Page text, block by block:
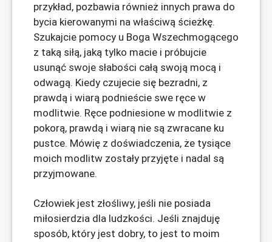
przykład, pozbawia również innych prawa do
bycia kierowanymi na właściwą ścieżkę.
Szukajcie pomocy u Boga Wszechmogącego
z taką siłą, jaką tylko macie i próbujcie
usunąć swoje słabości całą swoją mocą i
odwagą. Kiedy czujecie się bezradni, z
prawdą i wiarą podnieście swe ręce w
modlitwie. Ręce podniesione w modlitwie z
pokorą, prawdą i wiarą nie są zwracane ku
pustce. Mówię z doświadczenia, że tysiące
moich modlitw zostały przyjęte i nadal są
przyjmowane.
Człowiek jest złośliwy, jeśli nie posiada
miłosierdzia dla ludzkości. Jeśli znajduję
sposób, który jest dobry, to jest to moim